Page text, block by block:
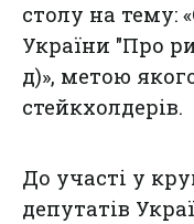
столу на тему:
України "Про
д)», метою
стейкхолдерів.
До участі у
депутатів